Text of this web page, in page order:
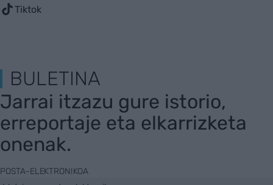
Tiktok
BULETINA
Jarrai itzazu gure istorio,
erreportaje eta elkarrizketa
onenak.
POSTA-ELEKTRONIKOA